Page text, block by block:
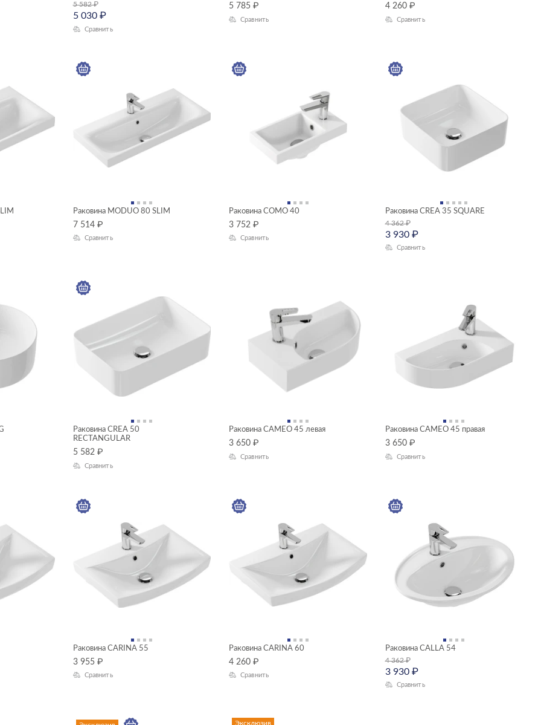
5 582₽
5 030 ₽
Сравнить
5 785 ₽
Сравнить
4 260 ₽
Сравнить
Раковина MODUO 80 SLIM
7 514 ₽
Сравнить
Раковина COMO 40
3 752 ₽
Сравнить
Раковина CREA 35 SQUARE
4 362₽
3 930 ₽
Сравнить
Раковина CREA 50
RECTANGULAR
5 582 ₽
Сравнить
Раковина CAMEO 45 левая
3 650 ₽
Сравнить
Раковина CAMEO 45 правая
3 650 ₽
Сравнить
Раковина CARINA 55
3 955 ₽
Сравнить
Раковина CARINA 60
4 260 ₽
Сравнить
Раковина CALLA 54
4 362₽
3 930 ₽
Сравнить
Эксклюзив